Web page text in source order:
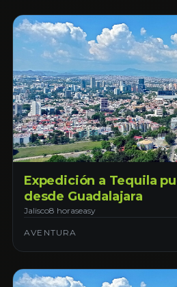
Expedición a Tequila
desde Guadalajara
Jalisco8 horaseasy
AVENTURA